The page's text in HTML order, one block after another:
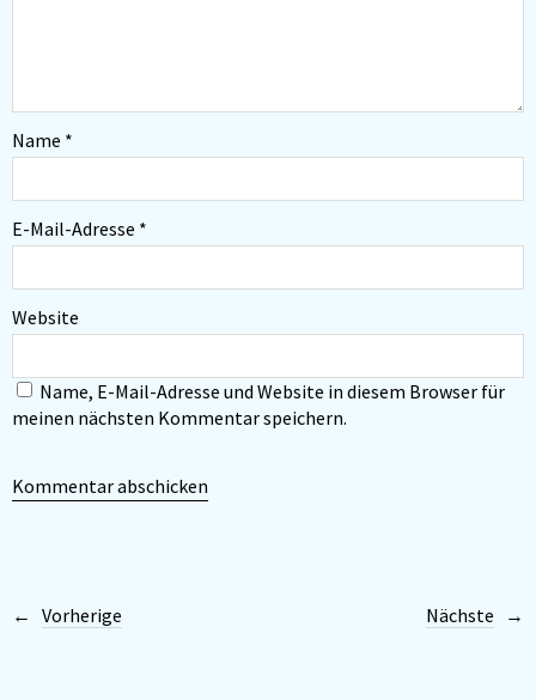
Name *
E-Mail-Adresse *
Website
Name, E-Mail-Adresse und Website in diesem Browser für
meinen nächsten Kommentar speichern.
Vorherige Nächste